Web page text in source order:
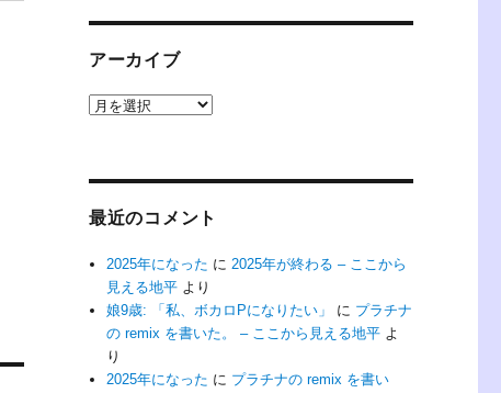
アーカイブ
ア
最近のコメント
2025年になった に2025年が終わる – ここから
見える地平 より
娘9歳: 「私、ボカロPになりたい」
に プラチナ
の remix を書いた。 – ここから見える地平 よ
り
2025年になった に プラチナの remix を書い